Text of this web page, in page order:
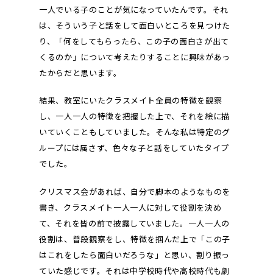
一人でいる子のことが気になっていたんです。それ
は、そういう子と話をして面白いところを見つけた
り、「何をしてもらったら、この子の面白さが出て
くるのか」について考えたりすることに興味があっ
たからだと思います。
結果、教室にいたクラスメイト全員の特徴を観察
し、一人一人の特徴を把握した上で、それを絵に描
いていくこともしていました。そんな私は特定のグ
ループには属さず、色々な子と話をしていたタイプ
でした。
クリスマス会があれば、自分で脚本のようなものを
書き、クラスメイト一人一人に対して役割を決め
て、それを皆の前で披露していました。一人一人の
役割は、普段観察をし、特徴を掴んだ上で「この子
はこれをしたら面白いだろうな」と思い、割り振っ
ていた感じです。それは中学校時代や高校時代も劇